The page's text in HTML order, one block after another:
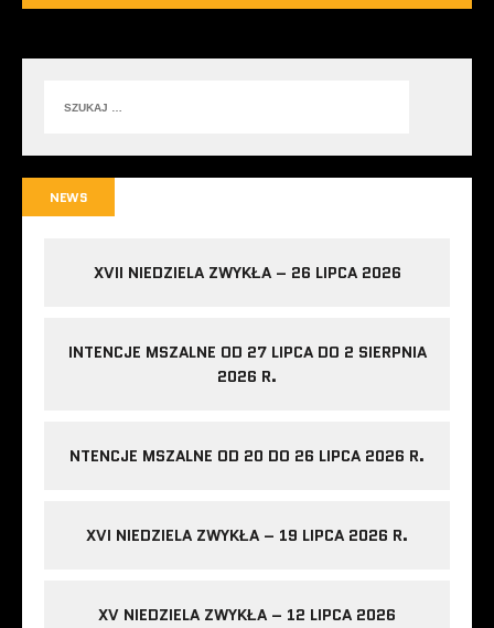
NEWS
XVII NIEDZIELA ZWYKŁA – 26 LIPCA 2026
INTENCJE MSZALNE OD 27 LIPCA DO 2 SIERPNIA
2026 R.
NTENCJE MSZALNE OD 20 DO 26 LIPCA 2026 R.
XVI NIEDZIELA ZWYKŁA – 19 LIPCA 2026 R.
XV NIEDZIELA ZWYKŁA – 12 LIPCA 2026